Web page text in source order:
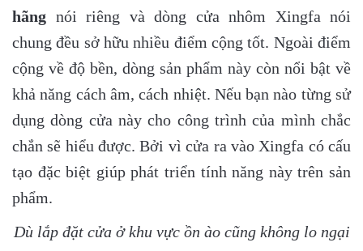
hãng nói riêng và dòng cửa nhôm Xingfa nói
chung đều sở hữu nhiều điểm cộng tốt. Ngoài điểm
cộng về độ bền, dòng sản phẩm này còn nổi bật về
khả năng cách âm, cách nhiệt. Nếu bạn nào từng sử
dụng dòng cửa này cho công trình của mình chắc
chắn sẽ hiểu được. Bởi vì cửa ra vào Xingfa có cấu
tạo đặc biệt giúp phát triển tính năng này trên sản
phẩm.
Dù lắp đặt cửa ở khu vực ồn ào cũng không lo ngại